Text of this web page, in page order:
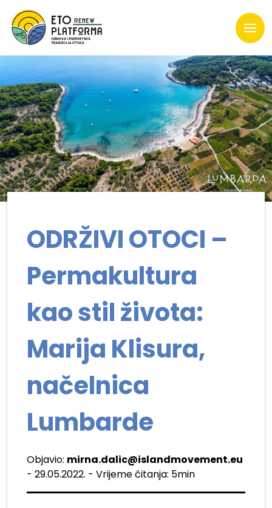
ODRŽIVI OTOCI –
Permakultura
kao stil života:
Marija Klisura,
načelnica
Lumbarde
Objavio: mirna.dalic@islandmovement.eu
- 29.05.2022. - Vrijeme čitanja: 5min